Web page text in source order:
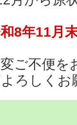
8年11月
ご不便
ろしく